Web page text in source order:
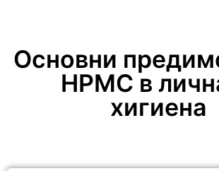
Основни
HPMC в
хигиена